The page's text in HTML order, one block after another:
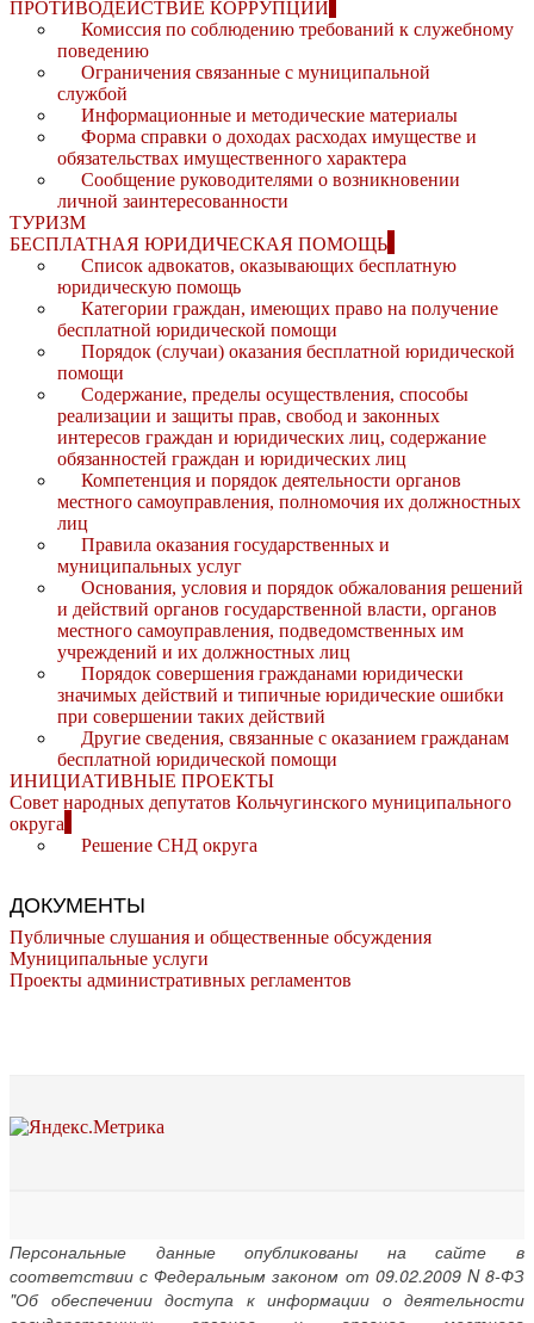
ПРОТИВОДЕЙСТВИЕ КОРРУПЦИИ
Комиссия по соблюдению требований к служебному
поведению
Ограничения связанные с муниципальной
службой
Информационные и методические материалы
Форма справки о доходах расходах имуществе и
обязательствах имущественного характера
Сообщение руководителями о возникновении
личной заинтересованности
ТУРИЗМ
БЕСПЛАТНАЯ ЮРИДИЧЕСКАЯ ПОМОЩЬ
Список адвокатов, оказывающих бесплатную
юридическую помощь
Категории граждан, имеющих право на получение
бесплатной юридической помощи
Порядок (случаи) оказания бесплатной юридической
помощи
Содержание, пределы осуществления, способы
реализации и защиты прав, свобод и законных
интересов граждан и юридических лиц, содержание
обязанностей граждан и юридических лиц
Компетенция и порядок деятельности органов
местного самоуправления, полномочия их должностных
лиц
Правила оказания государственных и
муниципальных услуг
Основания, условия и порядок обжалования решений
и действий органов государственной власти, органов
местного самоуправления, подведомственных им
учреждений и их должностных лиц
Порядок совершения гражданами юридически
значимых действий и типичные юридические ошибки
при совершении таких действий
Другие сведения, связанные с оказанием гражданам
бесплатной юридической помощи
ИНИЦИАТИВНЫЕ ПРОЕКТЫ
Совет народных депутатов Кольчугинского муниципального
округа
Решение СНД округа
ДОКУМЕНТЫ
Публичные слушания и общественные обсуждения
Муниципальные услуги
Проекты административных регламентов
Персональные данные опубликованы на сайте в
соответствии с Федеральным законом от 09.02.2009 N 8-ФЗ
"Об обеспечении доступа к информации о деятельности